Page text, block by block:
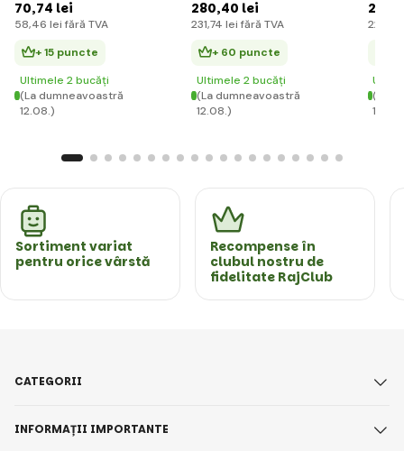
70,74 lei
58,46 lei fără TVA
+ 15 puncte
Ultimele 2 bucăți
(La dumneavoastră
12.08.)
280,40 lei
231,74 lei fără TVA
+ 60 puncte
Ultimele 2 bucăți
(La dumneavoastră
12.08.)
268
221
(La
Sortiment variat
pentru orice vârstă
Recompense în
clubul nostru de
fidelitate RajClub
CATEGORII
INFORMAȚII IMPORTANTE